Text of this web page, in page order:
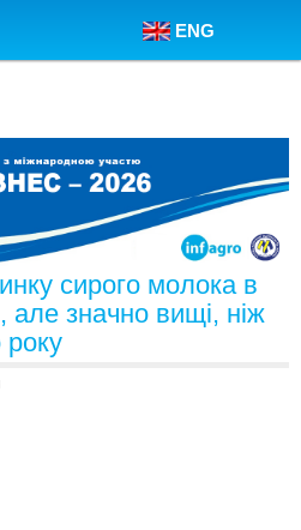
ENG
сирого молока в
але значно вищі, ніж
року